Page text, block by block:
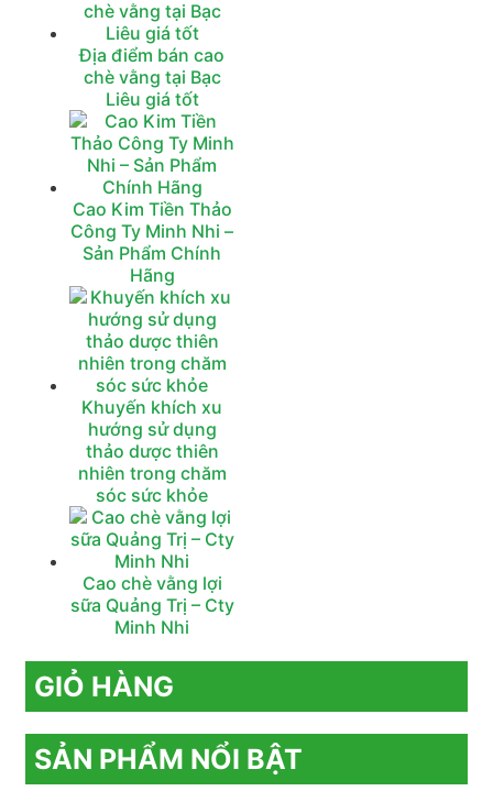
Địa điểm bán cao
chè vằng tại Bạc
Liêu giá tốt
Cao Kim Tiền Thảo
Công Ty Minh Nhi –
Sản Phẩm Chính
Hãng
Khuyến khích xu
hướng sử dụng
thảo dược thiên
nhiên trong chăm
sóc sức khỏe
Cao chè vằng lợi
sữa Quảng Trị – Cty
Minh Nhi
GIỎ HÀNG
SẢN PHẨM NỔI BẬT